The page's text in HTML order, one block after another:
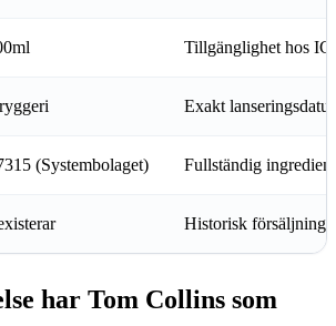
Tillgänglighet hos
Exakt
(Systembolaget) Fullständig
Historisk
har Tom Collins som